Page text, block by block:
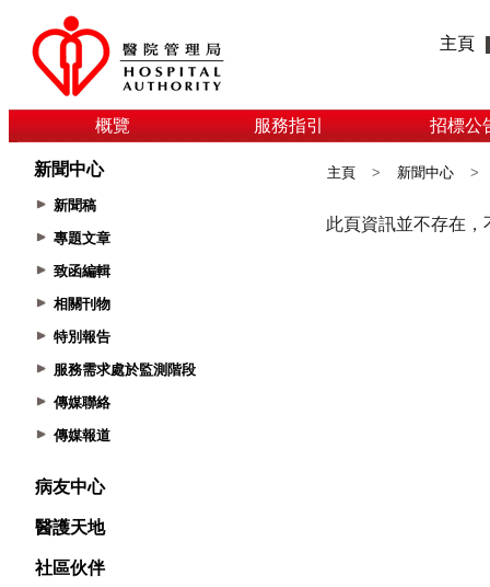
主頁
概覽 服務指引 招標公
新聞中心
新聞稿
專題文章
致函編輯
相關刊物
特別報告
服務需求處於監測階段
傳媒聯絡
傳媒報道
病友中心
醫護天地
社區伙伴
主頁 > 新聞中心 >